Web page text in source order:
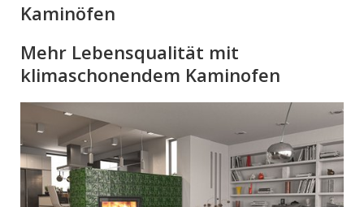
Kaminöfen
Mehr Lebensqualität mit
klimaschonendem Kaminofen